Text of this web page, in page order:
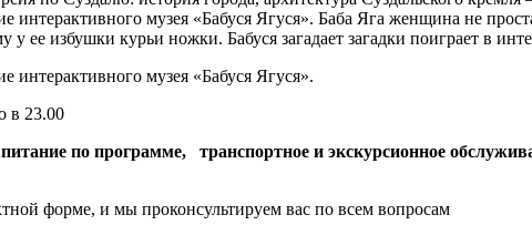
музея «Бабуся Ягуся». Баба Яга женщина не
у ее избушки курьи ножки. Бабуся загадает загадки поиграет в
музея «Бабуся Ягуся».
в 23.00
по программе, транспортное и экскурсионное
форме, и мы проконсультируем вас по всем вопросам